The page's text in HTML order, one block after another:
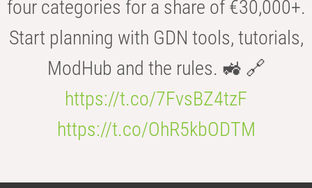
four categories for a share of €30,000+.
Start planning with GDN tools, tutorials,
ModHub and the rules. 🚜 🔗
https://t.co/7FvsBZ4tzF
https://t.co/OhR5kbODTM